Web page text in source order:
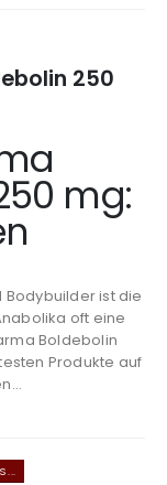
250
mg:
Bodybuilder ist die
oft eine
Boldebolin
Produkte auf
...